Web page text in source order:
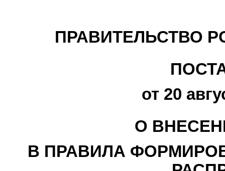
ПРАВИТЕЛЬСТВО
от 20
О
В ПРАВИЛА